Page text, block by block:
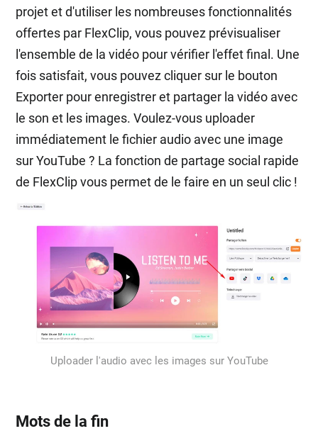
projet et d'utiliser les nombreuses fonctionnalités
offertes par FlexClip, vous pouvez prévisualiser
l'ensemble de la vidéo pour vérifier l'effet final. Une
fois satisfait, vous pouvez cliquer sur le bouton
Exporter pour enregistrer et partager la vidéo avec
le son et les images. Voulez-vous uploader
immédiatement le fichier audio avec une image
sur YouTube ? La fonction de partage social rapide
de FlexClip vous permet de le faire en un seul clic !
Uploader l'audio avec les images sur YouTube
Mots de la fin